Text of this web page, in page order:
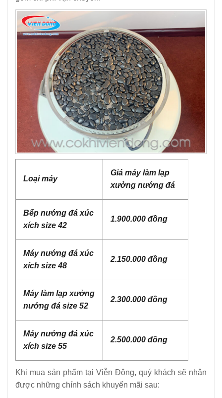
Loại máy
Giá máy làm lạp
xưởng nướng đá
Bếp nướng đá xúc
xích size 42
1.900.000 đồng
Máy nướng đá xúc
xích size 48
2.150.000 đồng
Máy làm lạp xưởng
nướng đá size 52
2.300.000 đồng
Máy nướng đá xúc
xích size 55
2.500.000 đồng
Khi mua sản phẩm tại Viễn Đông, quý khách sẽ nhận
được những chính sách khuyến mãi sau: